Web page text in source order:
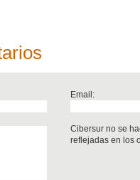
Email:
Cibersur no se
reflejadas en los